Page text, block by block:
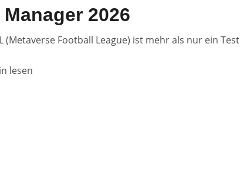
2026
(Metaverse Football League) ist mehr als nur ein Test
lesen